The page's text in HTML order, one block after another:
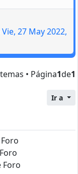
Vie, 27 May 2022,
• Página1de1
Ir a
Foro